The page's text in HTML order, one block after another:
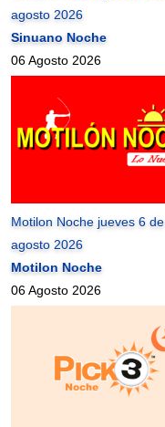
agosto 2026
Sinuano Noche
06 Agosto 2026
Motilon Noche jueves 6 de
agosto 2026
Motilon Noche
06 Agosto 2026